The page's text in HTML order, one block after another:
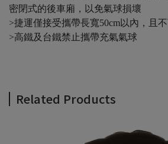
密閉式的後車廂，以免氣球損壞
>捷運僅接受攜帶長寬50cm以內，且
>高鐵及台鐵禁止攜帶充氣氣球
Related Products